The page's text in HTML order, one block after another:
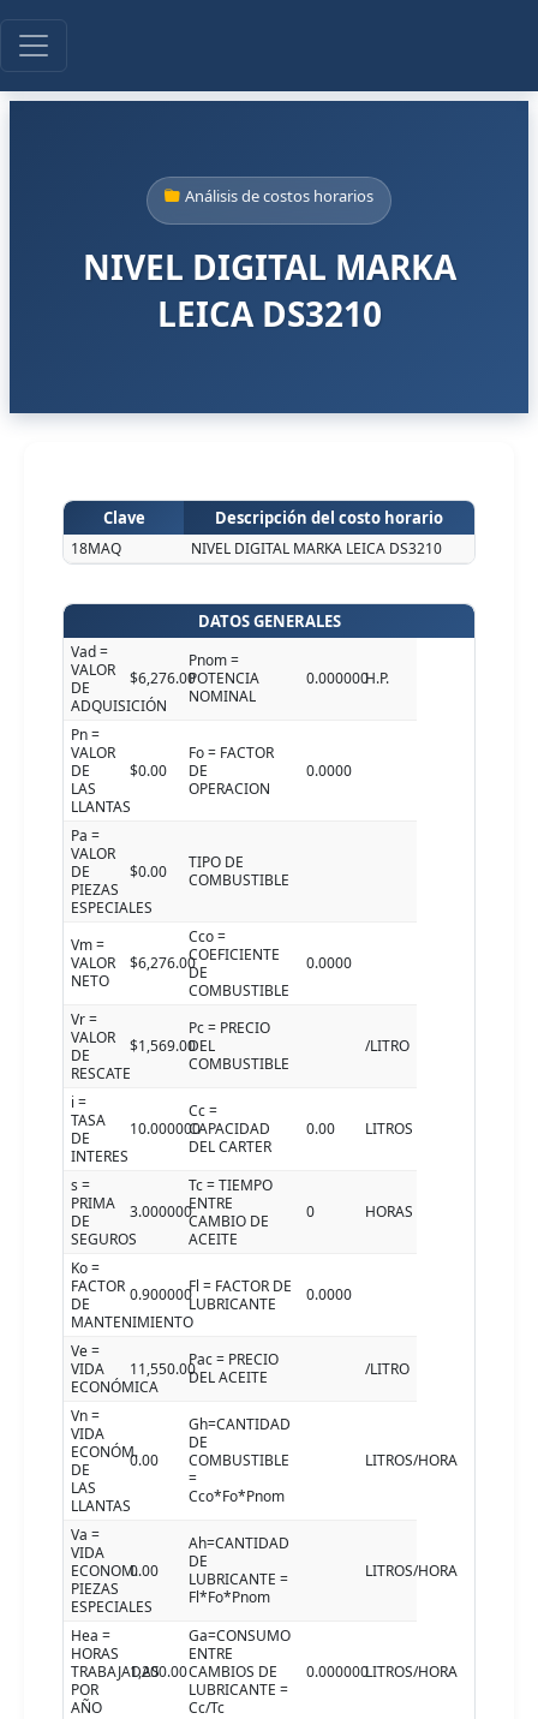
Análisis de costos horarios
NIVEL DIGITAL MARKA
LEICA DS3210
Clave Descripción del costo horario
18MAQ NIVEL DIGITAL MARKA LEICA DS3210
DATOS GENERALES
Vad =
VALOR
DE
ADQUISICIÓN
$6,276.00
Pnom =
POTENCIA
NOMINAL
0.000000H.P.
Pn =
VALOR
DE
LAS
LLANTAS
$0.00
Fo = FACTOR
DE
OPERACION
0.0000
Pa =
VALOR
DE
PIEZAS
ESPECIALES
$0.00
TIPO DE
COMBUSTIBLE
Vm =
VALOR
NETO
$6,276.00
Cco =
COEFICIENTE
DE
COMBUSTIBLE
0.0000
Vr =
VALOR
DE
RESCATE
$1,569.00
Pc = PRECIO
DEL
COMBUSTIBLE
/LITRO
i =
TASA
DE
INTERES
10.000000
Cc =
CAPACIDAD
DEL CARTER
0.00 LITROS
s =
PRIMA
DE
SEGUROS
3.000000
Tc = TIEMPO
ENTRE
CAMBIO DE
ACEITE
0 HORAS
Ko =
FACTOR
DE
MANTENIMIENTO
0.900000Fl = FACTOR DE
LUBRICANTE
0.0000
Ve =
VIDA
ECONÓMICA
11,550.00Pac = PRECIO
DEL ACEITE
/LITRO
Vn =
VIDA
ECONÓM.
DE
LAS
LLANTAS
0.00
Gh=CANTIDAD
DE
COMBUSTIBLE
=
Cco*Fo*Pnom
LITROS/HORA
Va =
VIDA
ECONOM.
PIEZAS
ESPECIALES
0.00
Ah=CANTIDAD
DE
LUBRICANTE =
Fl*Fo*Pnom
LITROS/HORA
Hea =
HORAS
TRABAJADAS
POR
AÑO
1,200.00
Ga=CONSUMO
ENTRE
CAMBIOS DE
LUBRICANTE =
Cc/Tc
0.000000LITROS/HORA